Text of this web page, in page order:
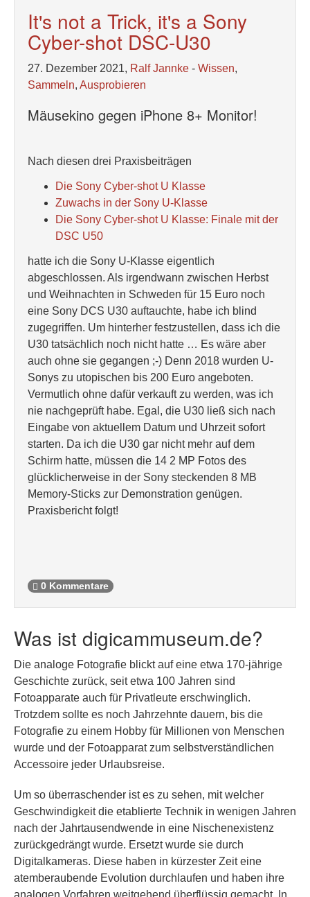
It's not a Trick, it's a Sony
Cyber-shot DSC-U30
27. Dezember 2021, Ralf Jannke - Wissen,
Sammeln, Ausprobieren
Mäusekino gegen iPhone 8+ Monitor!
Nach diesen drei Praxisbeiträgen
Die Sony Cyber-shot U Klasse
Zuwachs in der Sony U-Klasse
Die Sony Cyber-shot U Klasse: Finale mit der
DSC U50
hatte ich die Sony U-Klasse eigentlich
abgeschlossen. Als irgendwann zwischen Herbst
und Weihnachten in Schweden für 15 Euro noch
eine Sony DCS U30 auftauchte, habe ich blind
zugegriffen. Um hinterher festzustellen, dass ich die
U30 tatsächlich noch nicht hatte … Es wäre aber
auch ohne sie gegangen ;-) Denn 2018 wurden U-
Sonys zu utopischen bis 200 Euro angeboten.
Vermutlich ohne dafür verkauft zu werden, was ich
nie nachgeprüft habe. Egal, die U30 ließ sich nach
Eingabe von aktuellem Datum und Uhrzeit sofort
starten. Da ich die U30 gar nicht mehr auf dem
Schirm hatte, müssen die 14 2 MP Fotos des
glücklicherweise in der Sony steckenden 8 MB
Memory-Sticks zur Demonstration genügen.
Praxisbericht folgt!
0 Kommentare
Was ist digicammuseum.de?
Die analoge Fotografie blickt auf eine etwa 170-jährige
Geschichte zurück, seit etwa 100 Jahren sind
Fotoapparate auch für Privatleute erschwinglich.
Trotzdem sollte es noch Jahrzehnte dauern, bis die
Fotografie zu einem Hobby für Millionen von Menschen
wurde und der Fotoapparat zum selbstverständlichen
Accessoire jeder Urlaubsreise.
Um so überraschender ist es zu sehen, mit welcher
Geschwindigkeit die etablierte Technik in wenigen Jahren
nach der Jahrtausendwende in eine Nischenexistenz
zurückgedrängt wurde. Ersetzt wurde sie durch
Digitalkameras. Diese haben in kürzester Zeit eine
atemberaubende Evolution durchlaufen und haben ihre
analogen Vorfahren weitgehend überflüssig gemacht. In